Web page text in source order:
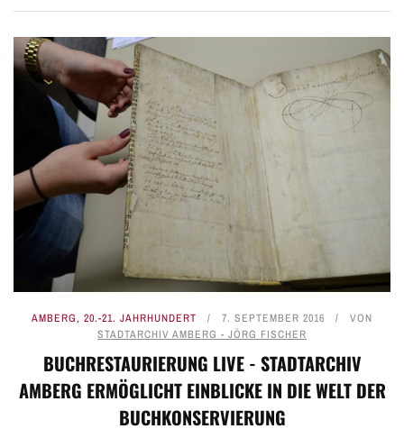
AMBERG, 20.-21. JAHRHUNDERT 7. SEPTEMBER 2016
VON
STADTARCHIV AMBERG - JÖRG FISCHER
BUCHRESTAURIERUNG LIVE - STADTARCHIV
AMBERG ERMÖGLICHT EINBLICKE IN DIE WELT DER
BUCHKONSERVIERUNG